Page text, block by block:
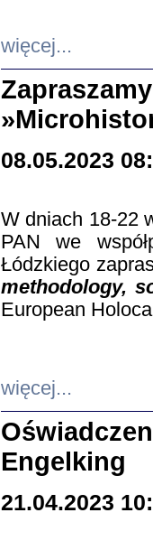
więcej...
08.05.2023
W dniach 18-22
PAN we
Łódzkiego
methodology,
European
więcej...
Engelking
21.04.2023